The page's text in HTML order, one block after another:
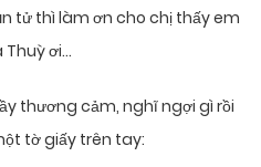
tử thì làm ơn cho chị thấy em
Thuỳ ơi…
thương cảm, nghĩ ngợi gì rồi
tờ giấy trên tay: